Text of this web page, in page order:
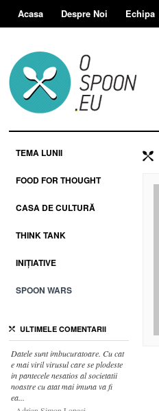
Acasa Despre Noi Echipa
TEMA LUNII
FOOD FOR THOUGHT
CASA DE CULTURĂ
THINK TANK
INIȚIATIVE
SPOON WARS
ULTIMELE COMENTARII
Datele sunt imbucuratoare. Cu cat
e mai viril virusul care se plodeste
in pantecele nesatios al societatii
noastre cu atat mai imuna va fi
ea...